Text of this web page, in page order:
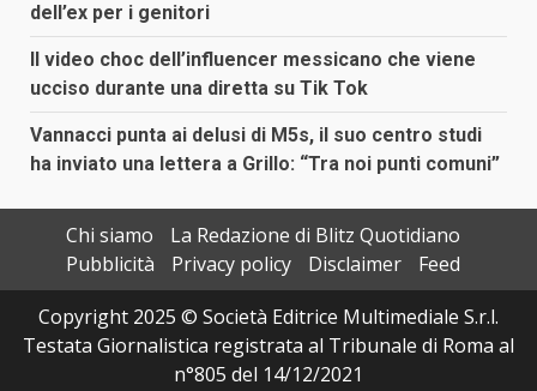
dell’ex per i genitori
Il video choc dell’influencer messicano che viene
ucciso durante una diretta su Tik Tok
Vannacci punta ai delusi di M5s, il suo centro studi
ha inviato una lettera a Grillo: “Tra noi punti comuni”
Chi siamo
La Redazione di Blitz Quotidiano
Pubblicità
Privacy policy Disclaimer
Feed
Copyright 2025 © Società Editrice Multimediale S.r.l.
Testata Giornalistica registrata al Tribunale di Roma al
n°805 del 14/12/2021